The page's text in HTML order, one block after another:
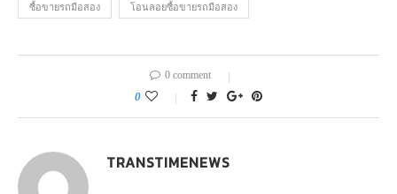
ซื้อขายรถมือสอง โอนลอยซื้อขายรถมือสอง
0 comment
0
TRANSTIMENEWS